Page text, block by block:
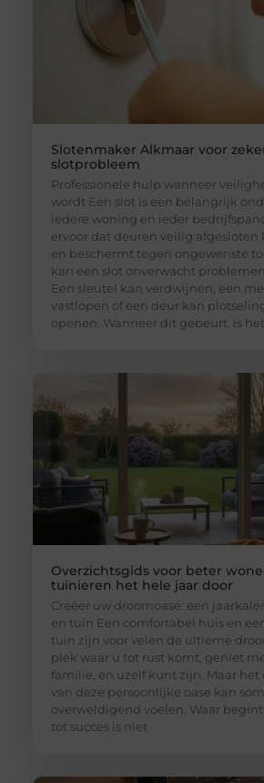
Slotenmaker Alkmaar voor
slotprobleem
Professionele hulp wanneer
wordt Een slot is een belangrijk
iedere woning en ieder
ervoor dat deuren veilig
en beschermt tegen ongewenste
kan een slot onverwacht
Een sleutel kan verdwijnen, een
vastlopen of een deur kan
openen. Wanneer dit gebeurt, is het
Overzichtsgids voor beter
tuinieren het hele jaar door
Creëer uw droomoase: een
en tuin Een comfortabel huis en
tuin zijn voor velen de ultieme
plek waar u tot rust komt, geniet
familie, en uzelf kunt zijn. Maar
van deze persoonlijke oase kan
overweldigend voelen. Waar begint
tot succes is niet